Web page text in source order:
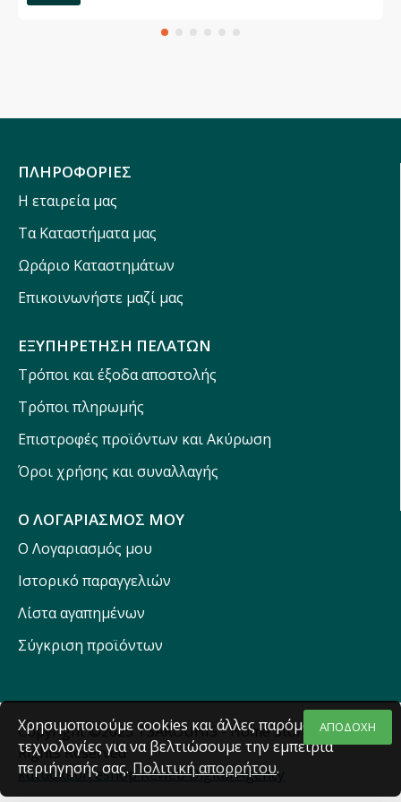
ΠΛΗΡΟΦΟΡΙΕΣ
Η εταιρεία μας
Τα Καταστήματα μας
Ωράριο Καταστημάτων
Επικοινωνήστε μαζί μας
ΕΞΥΠΗΡΕΤΗΣΗ ΠΕΛΑΤΩΝ
Τρόποι και έξοδα αποστολής
Τρόποι πληρωμής
Επιστροφές προϊόντων και Ακύρωση
Όροι χρήσης και συναλλαγής
Ο ΛΟΓΑΡΙΑΣΜΟΣ ΜΟΥ
Ο Λογαριασμός μου
Ιστορικό παραγγελιών
Λίστα αγαπημένων
Σύγκριση προϊόντων
Copyright ©2025 TSAROUHIS - Home Stores - All
Rights Reserved
κατασκευή eshop Reweb Digital Agency
ΑΠΟΔΟΧΗ
Χρησιμοποιούμε cookies και άλλες παρόμοιες
τεχνολογίες για να βελτιώσουμε την εμπειρία
περιήγησής σας.Πολιτική απορρήτου.